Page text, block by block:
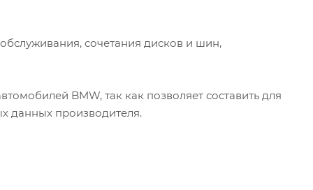
сочетания дисков и шин,
BMW, так как позволяет составить для
данных производителя.